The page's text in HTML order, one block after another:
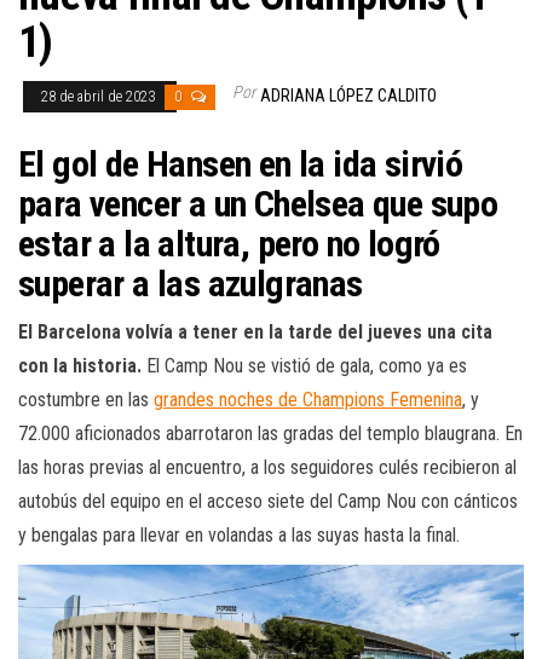
1)
28 de abril de 2023 0 Por ADRIANA LÓPEZ CALDITO
El gol de Hansen en la ida sirvió
para vencer a un Chelsea que supo
estar a la altura, pero no logró
superar a las azulgranas
El Barcelona volvía a tener en la tarde del jueves una cita
con la historia. El Camp Nou se vistió de gala, como ya es
costumbre en las grandes noches de Champions Femenina, y
72.000 aficionados abarrotaron las gradas del templo blaugrana. En
las horas previas al encuentro, a los seguidores culés recibieron al
autobús del equipo en el acceso siete del Camp Nou con cánticos
y bengalas para llevar en volandas a las suyas hasta la final.